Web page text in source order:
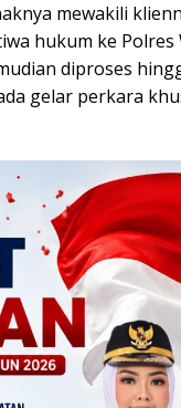
mewakili
hukum ke Polres
diproses
gelar perkara